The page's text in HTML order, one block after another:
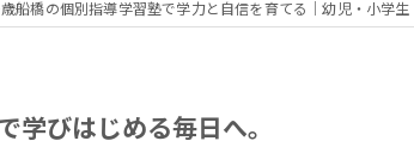
船橋の個別指導学習塾で学力と自信を育てる｜幼児・小学生
学びはじめる毎日へ。